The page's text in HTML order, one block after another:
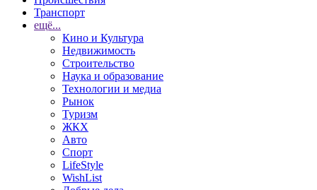
Транспорт
ещё...
Кино и Культура
Недвижимость
Строительство
Наука и образование
Технологии и медиа
Рынок
Туризм
ЖКХ
Авто
Спорт
LifeStyle
WishList